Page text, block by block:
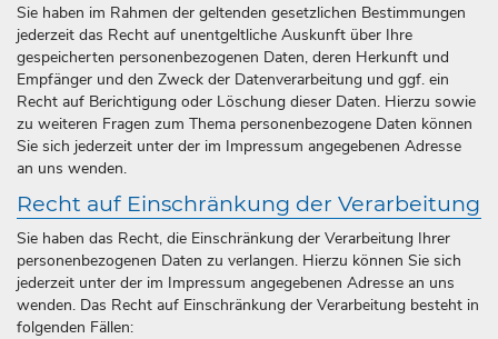
Sie haben im Rahmen der geltenden gesetzlichen Bestimmungen
jederzeit das Recht auf unentgeltliche Auskunft über Ihre
gespeicherten personenbezogenen Daten, deren Herkunft und
Empfänger und den Zweck der Datenverarbeitung und ggf. ein
Recht auf Berichtigung oder Löschung dieser Daten. Hierzu sowie
zu weiteren Fragen zum Thema personenbezogene Daten können
Sie sich jederzeit unter der im Impressum angegebenen Adresse
an uns wenden.
Recht auf Einschränkung der Verarbeitung
Sie haben das Recht, die Einschränkung der Verarbeitung Ihrer
personenbezogenen Daten zu verlangen. Hierzu können Sie sich
jederzeit unter der im Impressum angegebenen Adresse an uns
wenden. Das Recht auf Einschränkung der Verarbeitung besteht in
folgenden Fällen: